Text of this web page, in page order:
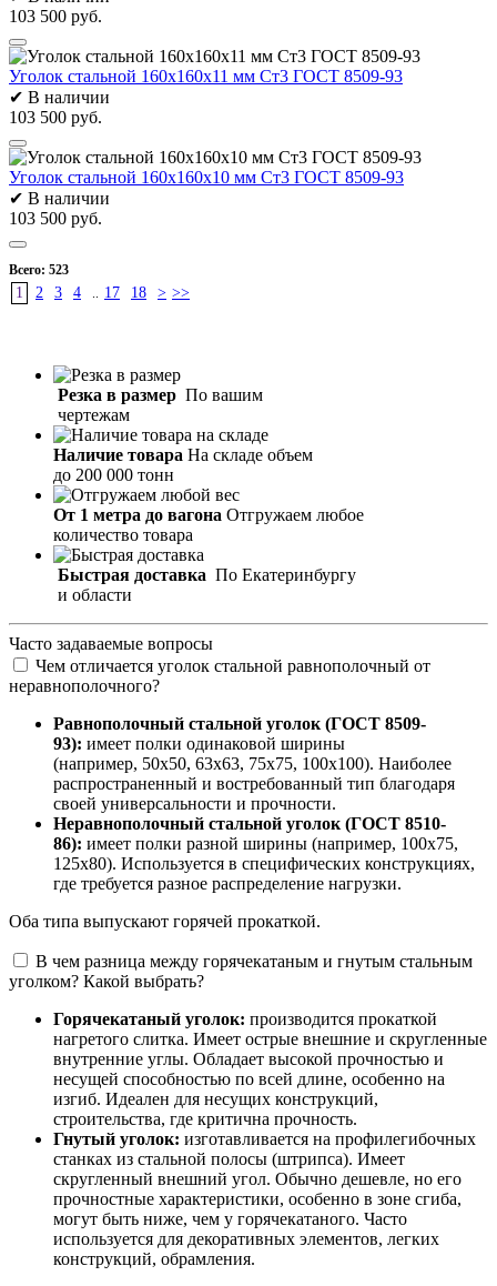
103 500 руб.
Уголок стальной 160х160х11 мм Ст3 ГОСТ 8509-93
✔ В наличии
103 500 руб.
Уголок стальной 160х160х10 мм Ст3 ГОСТ 8509-93
✔ В наличии
103 500 руб.
Всего: 523
1 2 3 4 .. 17 18 > >>
Резка в размер По вашим
чертежам
Наличие товара На складе объем
до 200 000 тонн
От 1 метра до вагона Отгружаем любое
количество товара
Быстрая доставка По Екатеринбургу
и области
Часто задаваемые вопросы
Чем отличается уголок стальной равнополочный от
неравнополочного?
Равнополочный стальной уголок (ГОСТ 8509-
93): имеет полки одинаковой ширины
(например, 50х50, 63х63, 75х75, 100х100). Наиболее
распространенный и востребованный тип благодаря
своей универсальности и прочности.
Неравнополочный стальной уголок (ГОСТ 8510-
86): имеет полки разной ширины (например, 100х75,
125х80). Используется в специфических конструкциях,
где требуется разное распределение нагрузки.
Оба типа выпускают горячей прокаткой.
В чем разница между горячекатаным и гнутым стальным
уголком? Какой выбрать?
Горячекатаный уголок: производится прокаткой
нагретого слитка. Имеет острые внешние и скругленные
внутренние углы. Обладает высокой прочностью и
несущей способностью по всей длине, особенно на
изгиб. Идеален для несущих конструкций,
строительства, где критична прочность.
Гнутый уголок: изготавливается на профилегибочных
станках из стальной полосы (штрипса). Имеет
скругленный внешний угол. Обычно дешевле, но его
прочностные характеристики, особенно в зоне сгиба,
могут быть ниже, чем у горячекатаного. Часто
используется для декоративных элементов, легких
конструкций, обрамления.